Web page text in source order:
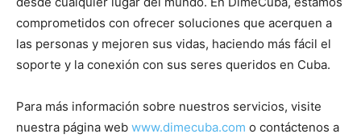
comprometidos con ofrecer soluciones que acerquen a
las personas y mejoren sus vidas, haciendo más fácil el
soporte y la conexión con sus seres queridos en Cuba.
Para más información sobre nuestros servicios, visite
nuestra página web www.dimecuba.com o contáctenos a